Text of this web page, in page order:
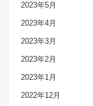
2023年5月
2023年4月
2023年3月
2023年2月
2023年1月
2022年12月